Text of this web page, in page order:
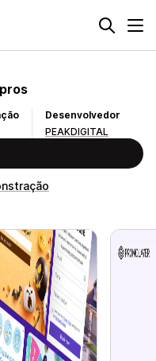
Desenvolvedor
PEAKDIGITAL